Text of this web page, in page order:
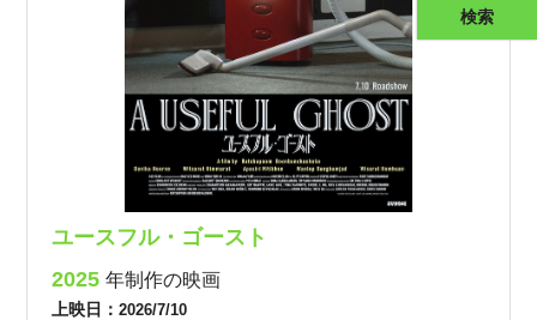
検索
ユースフル・ゴースト
2025年制作の映画
上映日：2026/7/10